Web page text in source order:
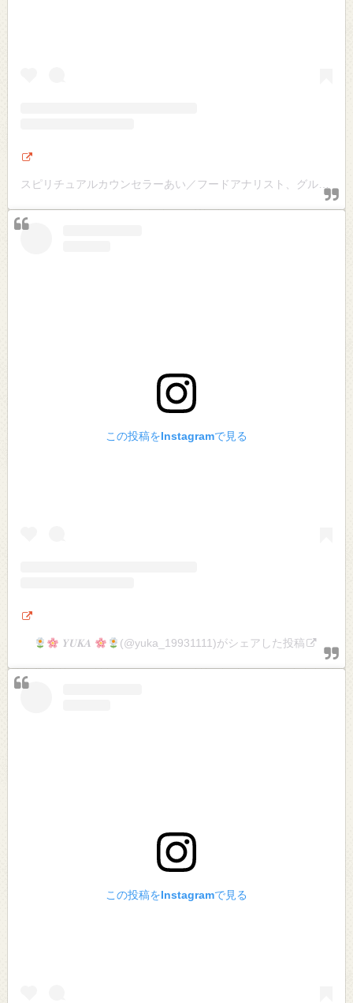
スピリチュアルカウンセラーあい／フードアナリスト、グルメライター、韓国グルメ、大阪グルメ、関西グルメ(@ai.spiritualcounselor)がシェアした投稿
この投稿をInstagramで見る
𝒀𝑼𝑲𝑨 (@yuka_19931111)がシェアした投稿
この投稿をInstagramで見る